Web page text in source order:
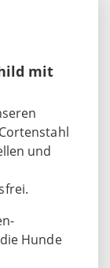
mit
und
Hunde